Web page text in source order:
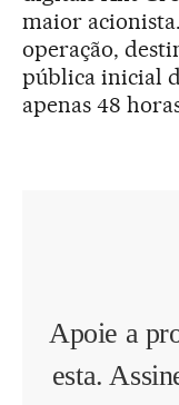
maior
operação,
pública inicial
apenas 48
Apoie a
esta.